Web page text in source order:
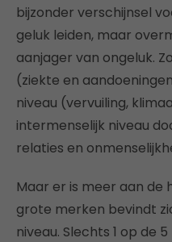
bijzonder verschijnsel
geluk leiden, maar
aanjager van ongeluk.
(ziekte en
niveau (vervuiling,
intermenselijk niveau
relaties en
Maar er is meer aan de
grote merken bevindt
niveau. Slechts 1 op de